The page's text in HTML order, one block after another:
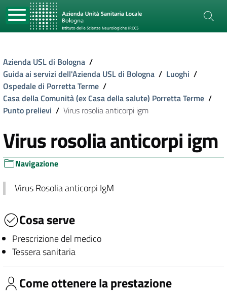
Azienda USL di Bologna /
Guida ai servizi dell'Azienda USL di Bologna / Luoghi /
Ospedale di Porretta Terme /
Casa della Comunità (ex Casa della salute) Porretta Terme /
Punto prelievi / Virus rosolia anticorpi igm
Virus rosolia anticorpi igm
Navigazione
Virus Rosolia anticorpi IgM
Cosa serve
Prescrizione del medico
Tessera sanitaria
Come ottenere la prestazione